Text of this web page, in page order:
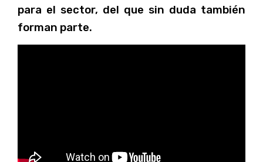
para el sector, del que sin duda también
forman parte.